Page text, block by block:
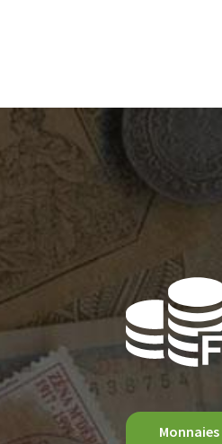
Monnaies